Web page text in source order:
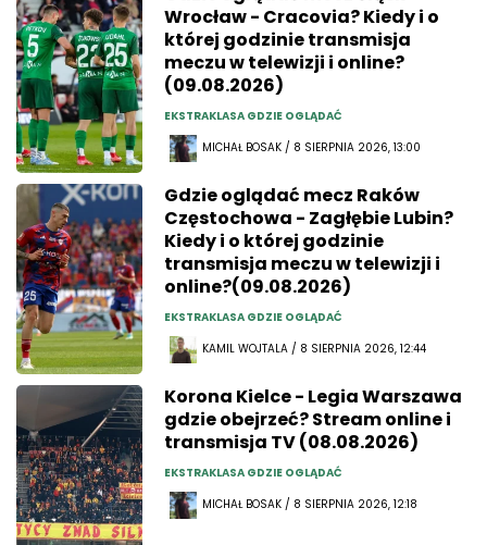
Wrocław - Cracovia? Kiedy i o
której godzinie transmisja
meczu w telewizji i online?
(09.08.2026)
EKSTRAKLASA GDZIE OGLĄDAĆ
MICHAŁ BOSAK / 8 SIERPNIA 2026, 13:00
Gdzie oglądać mecz Raków
Częstochowa - Zagłębie Lubin?
Kiedy i o której godzinie
transmisja meczu w telewizji i
online?(09.08.2026)
EKSTRAKLASA GDZIE OGLĄDAĆ
KAMIL WOJTALA / 8 SIERPNIA 2026, 12:44
Korona Kielce - Legia Warszawa
gdzie obejrzeć? Stream online i
transmisja TV (08.08.2026)
EKSTRAKLASA GDZIE OGLĄDAĆ
MICHAŁ BOSAK / 8 SIERPNIA 2026, 12:18